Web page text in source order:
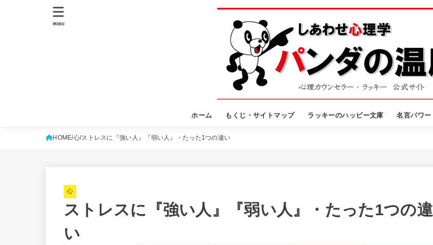
ホーム もくじ・サイトマップ ラッキーのハッピー文庫 名言パワー
MENU
HOME 心 ストレスに『強い人』『弱い人』・たった1つの違い
心
ストレスに『強い人』『弱い人』・たった1つの違
い